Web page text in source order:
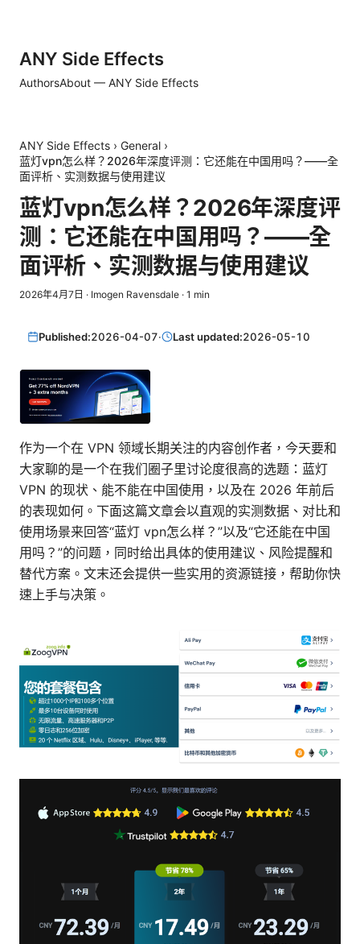
ANY Side Effects
AuthorsAbout — ANY Side Effects
ANY Side Effects › General ›
蓝灯vpn怎么样？2026年深度评测：它还能在中国用吗？——全
面评析、实测数据与使用建议
蓝灯vpn怎么样？2026年深度评
测：它还能在中国用吗？——全
面评析、实测数据与使用建议
2026年4月7日 · Imogen Ravensdale · 1 min
Published:2026-04-07· Last updated:2026-05-10
作为一个在 VPN 领域长期关注的内容创作者，今天要和
大家聊的是一个在我们圈子里讨论度很高的选题：蓝灯
VPN 的现状、能不能在中国使用，以及在 2026 年前后
的表现如何。下面这篇文章会以直观的实测数据、对比和
使用场景来回答“蓝灯 vpn怎么样？”以及“它还能在中国
用吗？”的问题，同时给出具体的使用建议、风险提醒和
替代方案。文末还会提供一些实用的资源链接，帮助你快
速上手与决策。